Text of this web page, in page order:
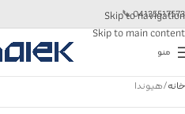
Skip to navigation
Skip to main content
04135517573
📞
منو
خانه هیوندا